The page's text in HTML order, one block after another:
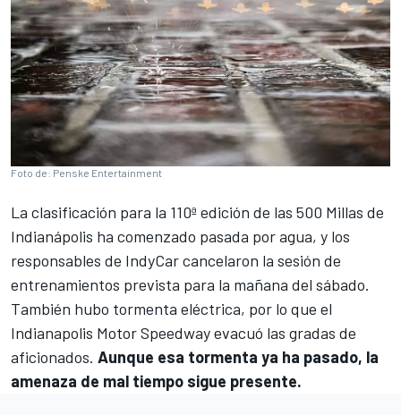
Foto de: Penske Entertainment
La clasificación para la 110ª edición de las 500 Millas de
Indianápolis ha comenzado pasada por agua, y los
responsables de IndyCarcancelaron la sesión de
entrenamientos prevista para la mañana del sábado.
También hubo tormenta eléctrica, por lo que el
Indianapolis Motor Speedwayevacuó las gradas de
aficionados. Aunque esa tormenta ya ha pasado, la
amenaza de mal tiempo sigue presente.